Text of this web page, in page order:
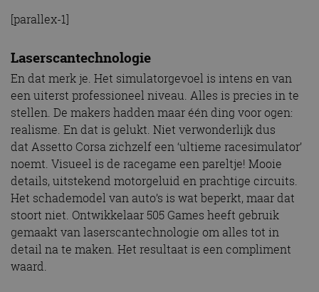
[parallex-1]
Laserscantechnologie
En dat merk je. Het simulatorgevoel is intens en van
een uiterst professioneel niveau. Alles is precies in te
stellen. De makers hadden maar één ding voor ogen:
realisme. En dat is gelukt. Niet verwonderlijk dus
dat Assetto Corsa zichzelf een ‘ultieme racesimulator’
noemt. Visueel is de racegame een pareltje! Mooie
details, uitstekend motorgeluid en prachtige circuits.
Het schademodel van auto’s is wat beperkt, maar dat
stoort niet. Ontwikkelaar 505 Games heeft gebruik
gemaakt van laserscantechnologie om alles tot in
detail na te maken. Het resultaat is een compliment
waard.